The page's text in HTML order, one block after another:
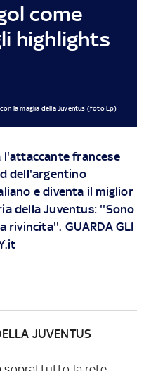
come
highlights
la maglia della Juventus (foto Lp)
francese
dell'argentino
e diventa il miglior
della Juventus: ''Sono
rivincita''. GUARDA GLI
JUVENTUS